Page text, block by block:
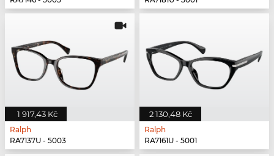
1 917,43 Kč
Ralph
RA7137U - 5003
2 130,48 Kč
Ralph
RA7161U - 5001